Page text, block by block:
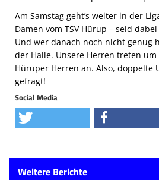
Am Samstag geht’s weiter in der
Damen vom TSV Hürup – seid
Und wer danach noch nicht genug
der Halle. Unsere Herren treten um
Hüruper Herren an. Also, doppelte
gefragt!
Social Media
Weitere Berichte